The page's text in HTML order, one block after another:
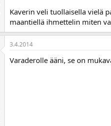
Kaverin veli tuollaisella vielä
maantiellä ihmettelin miten
3.4.2014
Varaderolle ääni, se on